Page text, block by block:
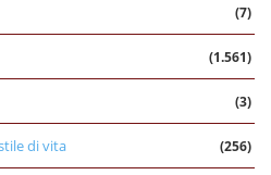
(7)
(1.561)
(3)
di vita (256)